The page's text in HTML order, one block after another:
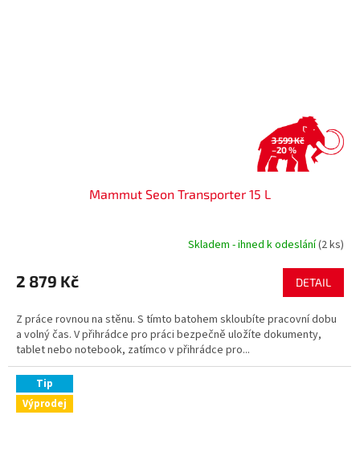
3 599 Kč
–20 %
Mammut Seon Transporter 15 L
Skladem - ihned k odeslání(2 ks)
2 879 Kč DETAIL
Z práce rovnou na stěnu. S tímto batohem skloubíte pracovní dobu
a volný čas. V přihrádce pro práci bezpečně uložíte dokumenty,
tablet nebo notebook, zatímco v přihrádce pro...
Tip
Výprodej